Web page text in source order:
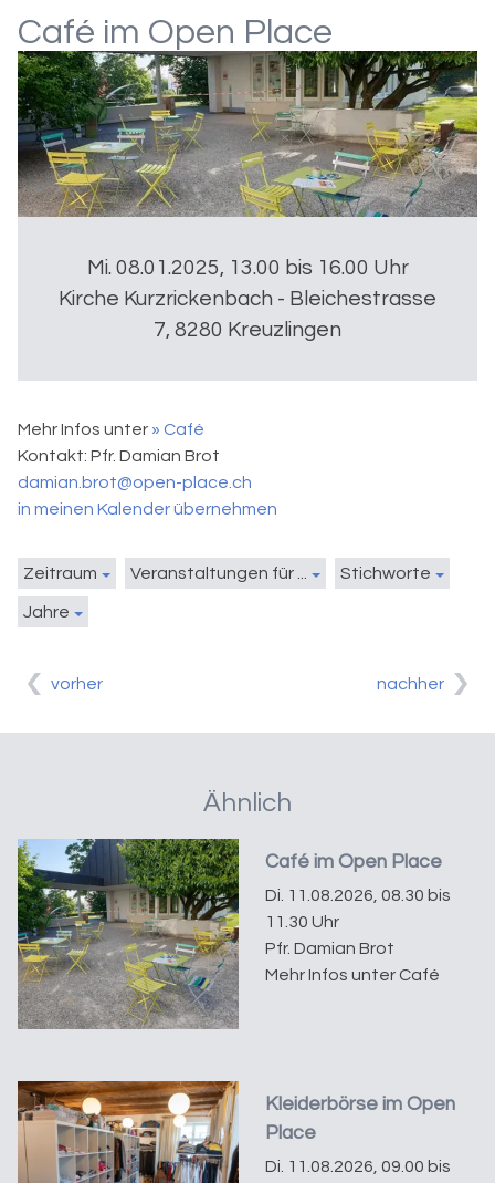
Café im Open Place
Mi. 08.01.2025, 13.00 bis 16.00 Uhr
Kirche Kurzrickenbach - Bleichestrasse
7, 8280 Kreuzlingen
Mehr Infos unter » Café
Kontakt: Pfr. Damian Brot
damian.brot@open-place.ch
in meinen Kalender übernehmen
Zeitraum Veranstaltungen für ... Stichworte
Jahre
vorher nachher
Ähnlich
Café im Open Place
Di. 11.08.2026, 08.30 bis
11.30 Uhr
Pfr. Damian Brot
Mehr Infos unter Café
Kleiderbörse im Open
Place
Di. 11.08.2026, 09.00 bis